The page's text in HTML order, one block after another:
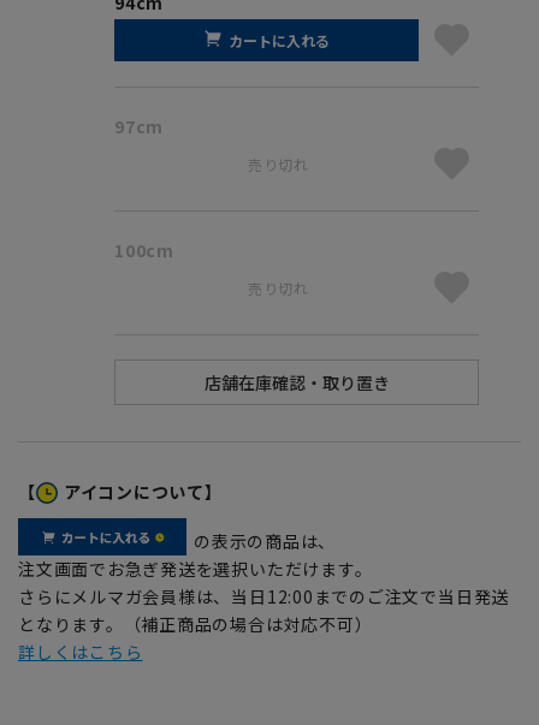
カートに入れる
97cm
売り切れ
100cm
売り切れ
【 アイコンについて】
の表示の商品は、
注文画面でお急ぎ発送を選択いただけます。
さらにメルマガ会員様は、当日12:00までのご注文で当日発送
となります。（補正商品の場合は対応不可）
詳しくはこちら